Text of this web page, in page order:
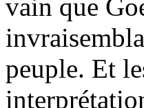
vain que
peuple. Et